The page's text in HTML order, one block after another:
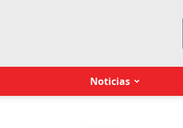
Noticias